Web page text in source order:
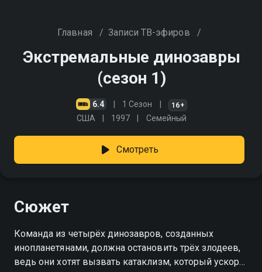
Главная / Записи ТВ-эфиров /
Экстремальные динозавры
(сезон 1)
6.4 1 Сезон 16+
США 1997 Cемейный
Смотреть
Сюжет
Команда из четырёх динозавров, созданных
инопланетянами, должна остановить трёх злодеев,
ведь они хотят вызвать катаклизм, который ускорит